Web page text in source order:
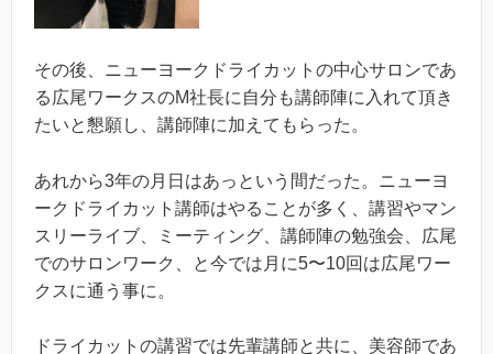
その後、ニューヨークドライカットの中心サロンであ
る広尾ワークスのM社長に自分も講師陣に入れて頂き
たいと懇願し、講師陣に加えてもらった。
あれから3年の月日はあっという間だった。ニューヨ
ークドライカット講師はやることが多く、講習やマン
スリーライブ、ミーティング、講師陣の勉強会、広尾
でのサロンワーク、と今では月に5〜10回は広尾ワー
クスに通う事に。
ドライカットの講習では先輩講師と共に、美容師であ